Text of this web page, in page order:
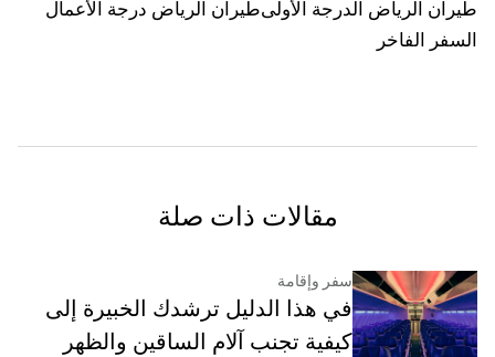
طيران الرياض الدرجة الأولىطيران الرياض درجة الأعمال
السفر الفاخر
مقالات ذات صلة
سفر وإقامة
في هذا الدليل ترشدك الخبيرة إلى
كيفية تجنب آلام الساقين والظهر